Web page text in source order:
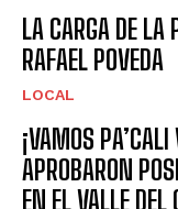
LA CARGA DE LA
RAFAEL POVEDA
LOCAL
¡VAMOS
APROBARON
EN EL VALLE DEL